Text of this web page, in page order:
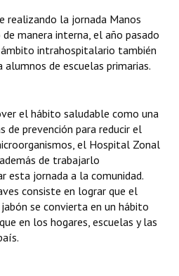
realizando la jornada Manos
de manera interna, el año pasado
intrahospitalario también
alumnos de escuelas primarias.
el hábito saludable como una
de prevención para reducir el
el Hospital Zonal
de trabajarlo
esta jornada a la comunidad.
consiste en lograr que el
se convierta en un hábito
en los hogares, escuelas y las